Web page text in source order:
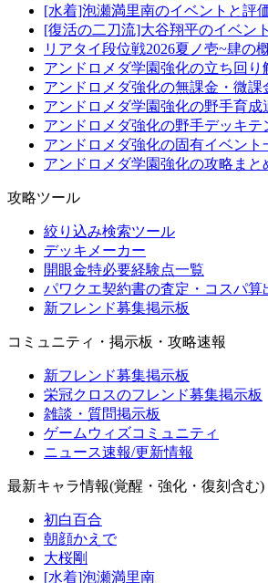
[水着]泡瀬満里南のイベントと評
[復活の二刀流]大谷翔平のイベン
リアタイ段位戦2026夏ノ壱~肆の
アンドロメダ学園強化の立ち回り
アンドロメダ強化の無課金・微課
アンドロメダ学園強化の野手育成
アンドロメダ強化の野手デッキテ
アンドロメダ強化の固有イベント
アンドロメダ学園強化の攻略まと
攻略ツール
絞り込み検索ツール
デッキメーカー
開眼金特必要経験点一覧
パワクエ契約書の査定・コスパ算
新フレンド募集掲示板
コミュニティ・掲示板・攻略速報
新フレンド募集掲示板
栄冠クロスのフレンド募集掲示板
雑談・質問掲示板
ゲームウィズコミュニティ
ニュース速報/更新情報
最新キャラ情報(覚醒・強化・復刻含む)
初白百合
朝顔かえで
大桜剛
[水着]泡瀬満里南